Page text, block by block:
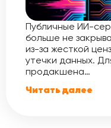
Публичные ИИ-
больше не
из-за жесткой
утечки данных.
продакшена…
Читать далее